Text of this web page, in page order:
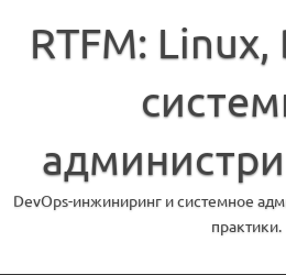
содержимому
RTFM: Linux,
DevOps-инжиниринг и системное
практики.